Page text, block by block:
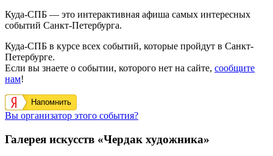
Куда-СПБ — это интерактивная афиша самых интересных
событий Санкт-Петербурга.
Куда-СПБ в курсе всех событий, которые пройдут в Санкт-
Петербурге.
Если вы знаете о событии, которого нет на сайте, сообщите
нам!
Напомнить
Вы организатор этого события?
Галерея искусств «Чердак художника»